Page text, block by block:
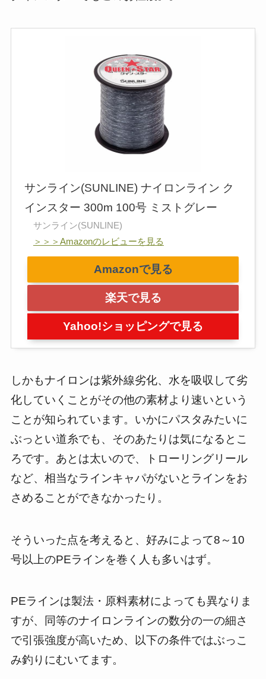
サンライン(SUNLINE) ナイロンライン ク
インスター 300m 100号 ミストグレー
サンライン(SUNLINE)
＞＞＞Amazonのレビューを見る
Amazonで見る
楽天で見る
Yahoo!ショッピングで見る
しかもナイロンは紫外線劣化、水を吸収して劣
化していくことがその他の素材より速いという
ことが知られています。いかにパスタみたいに
ぶっとい道糸でも、そのあたりは気になるとこ
ろです。あとは太いので、トローリングリール
など、相当なラインキャパがないとラインをお
さめることができなかったり。
そういった点を考えると、好みによって8～10
号以上のPEラインを巻く人も多いはず。
PEラインは製法・原料素材によっても異なりま
すが、同等のナイロンラインの数分の一の細さ
で引張強度が高いため、以下の条件ではぶっこ
み釣りにむいてます。